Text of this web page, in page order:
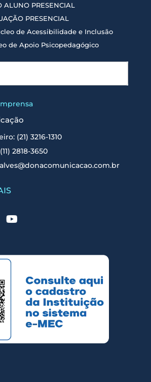
ALUNO PRESENCIAL
PRESENCIAL
de Acessibilidade e Inclusão
de Apoio Psicopedagógico
(21) 3216-1310
2818-3650